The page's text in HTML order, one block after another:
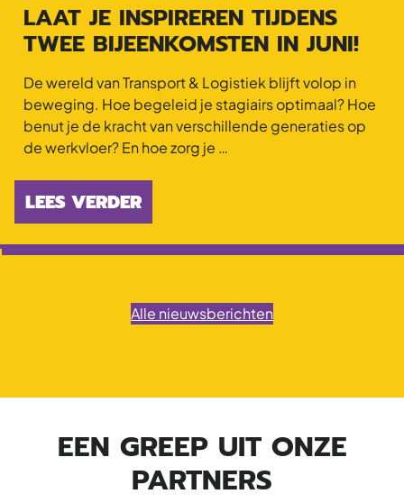
LAAT JE INSPIREREN TIJDENS
TWEE BIJEENKOMSTEN IN JUNI!
De wereld van Transport & Logistiek blijft volop in
beweging. Hoe begeleid je stagiairs optimaal? Hoe
benut je de kracht van verschillende generaties op
de werkvloer? En hoe zorg je …
LEES VERDER
Alle nieuwsberichten
EEN GREEP UIT ONZE
PARTNERS